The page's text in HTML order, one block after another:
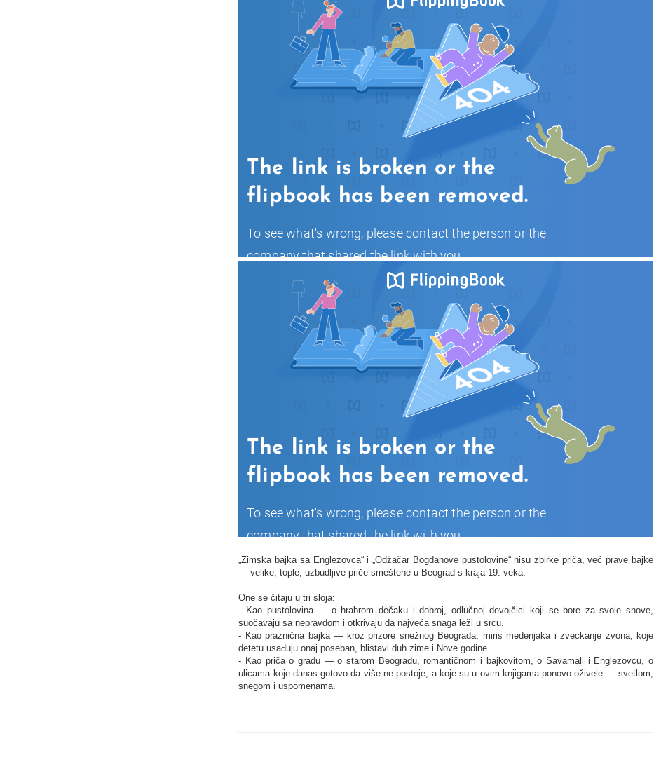
„Zimska bajka sa Englezovca“ i „Odžačar Bogdanove pustolovine“ nisu zbirke priča, već prave bajke
— velike, tople, uzbudljive priče smeštene u Beograd s kraja 19. veka.
One se čitaju u tri sloja:
- Kao pustolovina — o hrabrom dečaku i dobroj, odlučnoj devojčici koji se bore za svoje snove,
suočavaju sa nepravdom i otkrivaju da najveća snaga leži u srcu.
- Kao praznična bajka — kroz prizore snežnog Beograda, miris medenjaka i zveckanje zvona, koje
detetu usađuju onaj poseban, blistavi duh zime i Nove godine.
- Kao priča o gradu — o starom Beogradu, romantičnom i bajkovitom, o Savamali i Englezovcu, o
ulicama koje danas gotovo da više ne postoje, a koje su u ovim knjigama ponovo oživele — svetlom,
snegom i uspomenama.